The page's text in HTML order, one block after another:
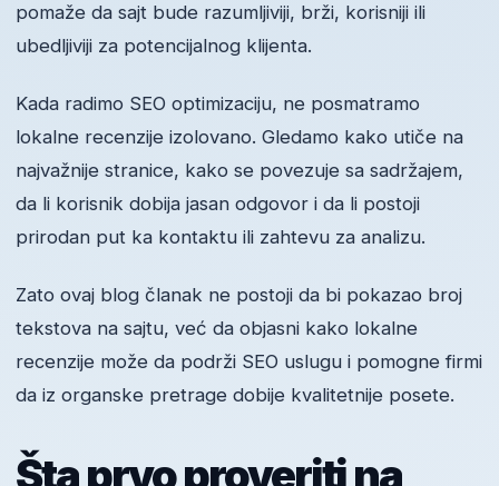
pomaže da sajt bude razumljiviji, brži, korisniji ili
ubedljiviji za potencijalnog klijenta.
Kada radimo SEO optimizaciju, ne posmatramo
lokalne recenzije izolovano. Gledamo kako utiče na
najvažnije stranice, kako se povezuje sa sadržajem,
da li korisnik dobija jasan odgovor i da li postoji
prirodan put ka kontaktu ili zahtevu za analizu.
Zato ovaj blog članak ne postoji da bi pokazao broj
tekstova na sajtu, već da objasni kako lokalne
recenzije može da podrži SEO uslugu i pomogne firmi
da iz organske pretrage dobije kvalitetnije posete.
Šta prvo proveriti na